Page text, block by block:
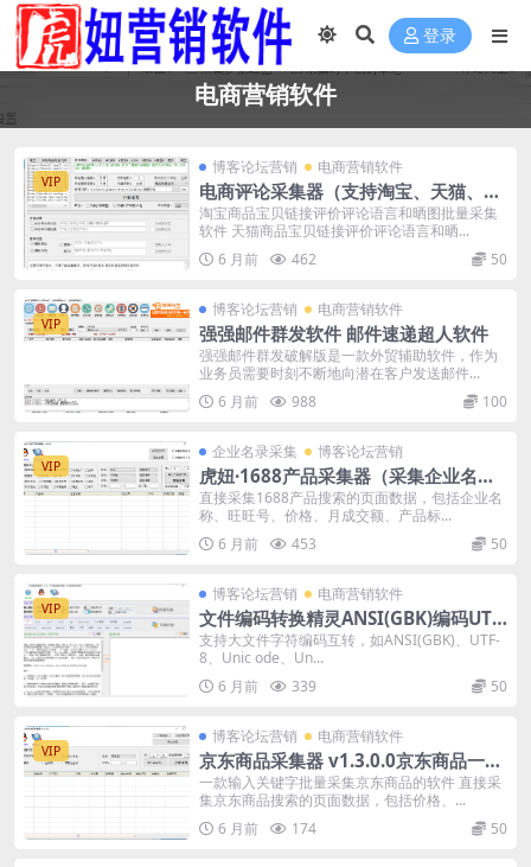
登录
电商营销软件
VIP
博客论坛营销 电商营销软件
电商评论采集器（支持淘宝、天猫、京
东、一号店、当当网、苏宁易购）
淘宝商品宝贝链接评价评论语言和晒图批量采集
软件 天猫商品宝贝链接评价评论语言和晒...
6 月前
462 50
VIP
博客论坛营销 电商营销软件
强强邮件群发软件 邮件速递超人软件
强强邮件群发破解版是一款外贸辅助软件，作为
业务员需要时刻不断地向潜在客户发送邮件...
6 月前
988 100
VIP
企业名录采集 博客论坛营销
虎妞·1688产品采集器（采集企业名
称、旺旺号、价格、月成交额、产品标
题、产品网址、货描、响应、发货、经
营模式、供应等级、供应产品、满意
直接采集1688产品搜索的页面数据，包括企业名
称、旺旺号、价格、月成交额、产品标...
6 月前
453 50
VIP
博客论坛营销 电商营销软件
文件编码转换精灵ANSI(GBK)编码UTF-
8编码Unic编码ode编码Unic编码MD5
支持大文件字符编码互转，如ANSI(GBK)、UTF-
8、Unic ode、Un...
6 月前
339 50
VIP
博客论坛营销 电商营销软件
京东商品采集器 v1.3.0.0京东商品一键
全自动批量采集软件
一款输入关键字批量采集京东商品的软件 直接采
集京东商品搜索的页面数据，包括价格、...
6 月前
174 50